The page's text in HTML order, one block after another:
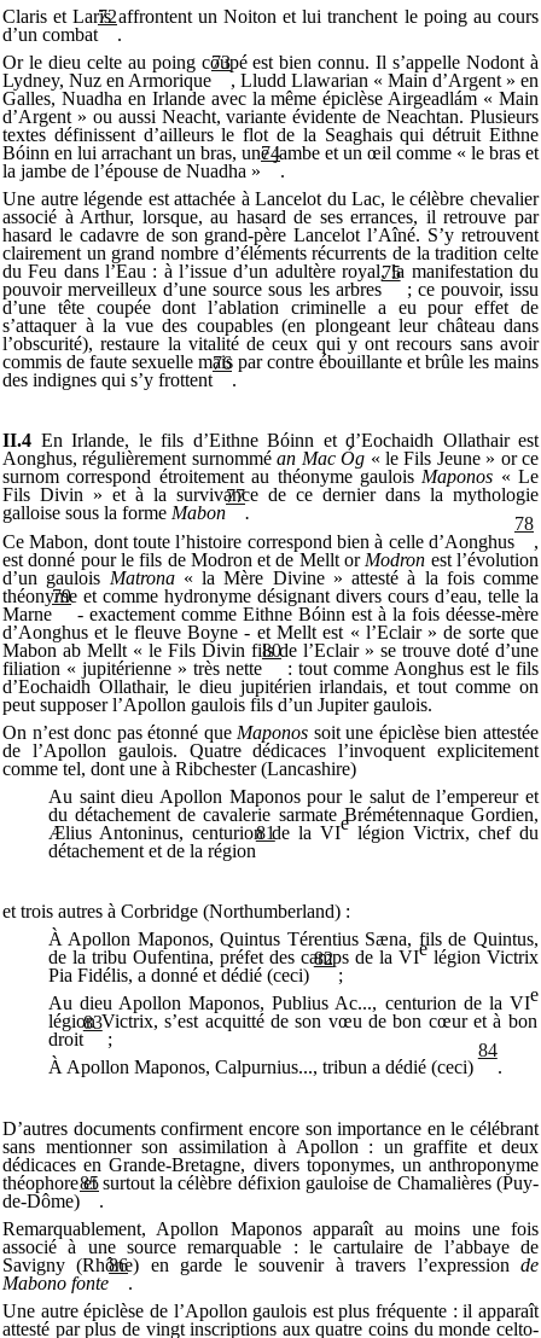
Claris et Laris affrontent un Noiton et lui tranchent le poing au cours
d’un combat
72
.
Or le dieu celte au poing coupé est bien connu. Il s’appelle Nodont à
Lydney, Nuz en Armorique
73
, Lludd Llawarian « Main d’Argent » en
Galles, Nuadha en Irlande avec la même épiclèse Airgeadlám « Main
d’Argent » ou aussi Neacht, variante évidente de Neachtan. Plusieurs
textes définissent d’ailleurs le flot de la Seaghais qui détruit Eithne
Bóinn en lui arrachant un bras, une jambe et un œil comme « le bras et
la jambe de l’épouse de Nuadha »
74
.
Une autre légende est attachée à Lancelot du Lac, le célèbre chevalier
associé à Arthur, lorsque, au hasard de ses errances, il retrouve par
hasard le cadavre de son grand-père Lancelot l’Aîné. S’y retrouvent
clairement un grand nombre d’éléments récurrents de la tradition celte
du Feu dans l’Eau : à l’issue d’un adultère royal, la manifestation du
pouvoir merveilleux d’une source sous les arbres
75
; ce pouvoir, issu
d’une tête coupée dont l’ablation criminelle a eu pour effet de
s’attaquer à la vue des coupables (en plongeant leur château dans
l’obscurité), restaure la vitalité de ceux qui y ont recours sans avoir
commis de faute sexuelle mais par contre ébouillante et brûle les mains
des indignes qui s’y frottent
76
.
II.4 En Irlande, le fils d’Eithne Bóinn et d’Eochaidh Ollathair est
Aonghus, régulièrement surnomméan Mac Óg « le Fils Jeune » or ce
surnom correspond étroitement au théonyme gauloisMaponos « Le
Fils Divin » et à la survivance de ce dernier dans la mythologie
galloise sous la forme Mabon
77
.
Ce Mabon, dont toute l’histoire correspond bien à celle d’Aonghus
78
,
est donné pour le fils de Modron et de Mellt or Modron est l’évolution
d’un gaulois Matrona « la Mère Divine » attesté à la fois comme
théonyme et comme hydronyme désignant divers cours d’eau, telle la
Marne
79
- exactement comme Eithne Bóinn est à la fois déesse-mère
d’Aonghus et le fleuve Boyne - et Mellt est « l’Eclair » de sorte que
Mabon ab Mellt « le Fils Divin fils de l’Eclair » se trouve doté d’une
filiation « jupitérienne » très nette
80
: tout comme Aonghus est le fils
d’Eochaidh Ollathair, le dieu jupitérien irlandais, et tout comme on
peut supposer l’Apollon gaulois fils d’un Jupiter gaulois.
On n’est donc pas étonné que Maponos soit une épiclèse bien attestée
de l’Apollon gaulois. Quatre dédicaces l’invoquent explicitement
comme tel, dont une à Ribchester (Lancashire)
Au saint dieu Apollon Maponos pour le salut de l’empereur et
du détachement de cavalerie sarmate Brémétennaque Gordien,
Ælius Antoninus, centurion de la VIelégion Victrix, chef du
détachement et de la région
81
et trois autres à Corbridge (Northumberland) :
À Apollon Maponos, Quintus Térentius Sæna, fils de Quintus,
de la tribu Oufentina, préfet des camps de la VIelégion Victrix
Pia Fidélis, a donné et dédié (ceci)
82
;
Au dieu Apollon Maponos, Publius Ac..., centurion de la VIe
légion Victrix, s’est acquitté de son vœu de bon cœur et à bon
droit
83
;
À Apollon Maponos, Calpurnius..., tribun a dédié (ceci)
84
.
D’autres documents confirment encore son importance en le célébrant
sans mentionner son assimilation à Apollon : un graffite et deux
dédicaces en Grande-Bretagne, divers toponymes, un anthroponyme
théophore et surtout la célèbre défixion gauloise de Chamalières (Puy-
de-Dôme)
85
.
Remarquablement, Apollon Maponos apparaît au moins une fois
associé à une source remarquable : le cartulaire de l’abbaye de
Savigny (Rhône) en garde le souvenir à travers l’expression de
Mabono fonte
86
.
Une autre épiclèse de l’Apollon gaulois est plus fréquente : il apparaît
attesté par plus de vingt inscriptions aux quatre coins du monde celto-